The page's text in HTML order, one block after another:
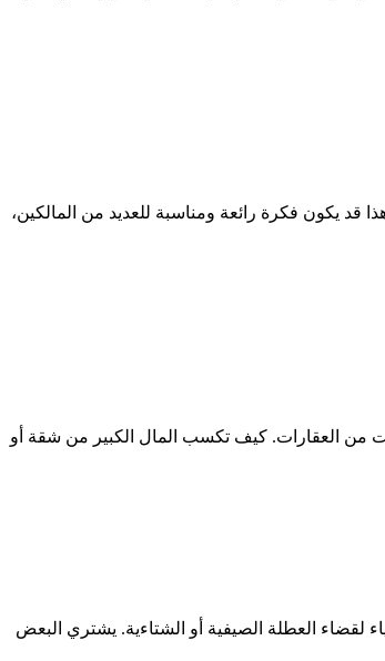
قد يكون فكرة رائعة ومناسبة للعديد من المالكين،
من العقارات. كيف تكسب المال الكبير من شقة أو
لقضاء العطلة الصيفية أو الشتاءية. يشتري البعض